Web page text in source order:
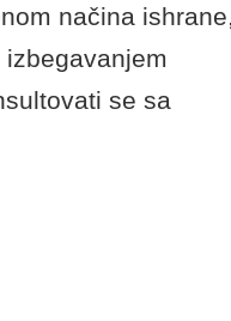
načina ishrane,
se sa